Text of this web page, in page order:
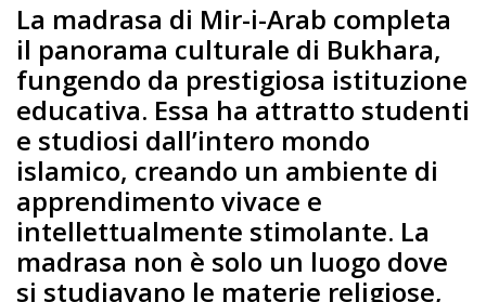
La madrasa di Mir-i-Arab completa
il panorama culturale di Bukhara,
fungendo da prestigiosa istituzione
educativa. Essa ha attratto studenti
e studiosi dall’intero mondo
islamico, creando un ambiente di
apprendimento vivace e
intellettualmente stimolante. La
madrasa non è solo un luogo dove
si studiavano le materie religiose,